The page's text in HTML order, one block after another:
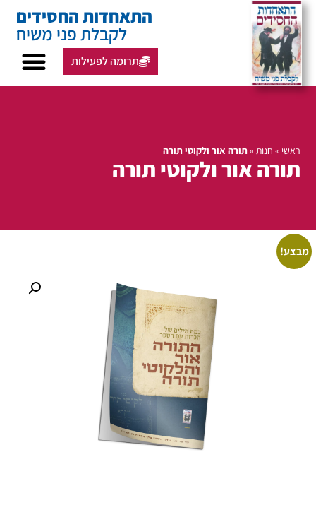
התאחדות החסידים
לקבלת פני משיח
תרומה לפעילות
ראשי » חנות »תורה אור ולקוטי תורה
תורה אור ולקוטי תורה
מבצע!